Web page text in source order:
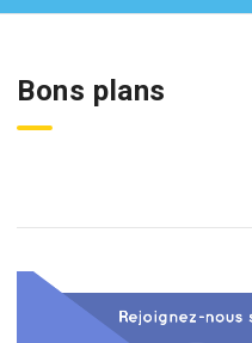
Bons plans